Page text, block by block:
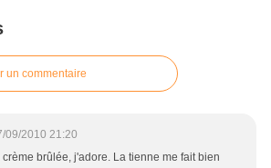
un commentaire
09/2010 21:20
crème brûlée, j'adore. La tienne me fait bien